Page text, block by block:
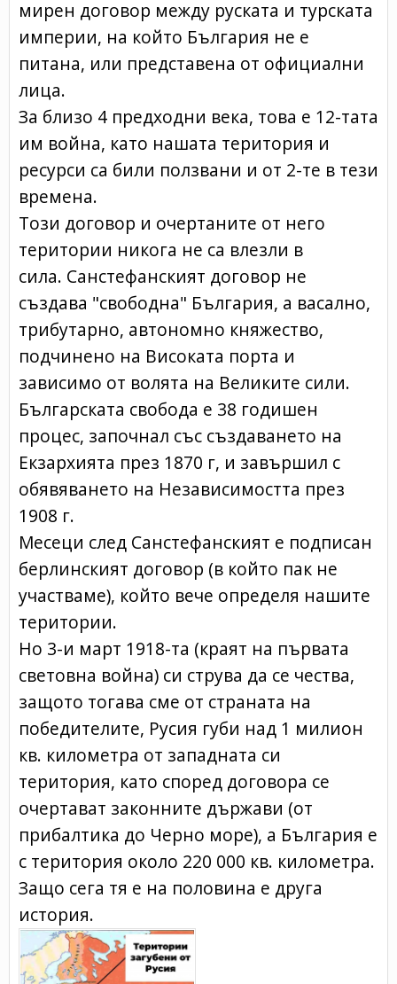
мирен договор между руската и турската
империи, на който България не е
питана, или представена от официални
лица.
За близо 4 предходни века, това е 12-тата
им война, като нашата територия и
ресурси са били ползвани и от 2-те в тези
времена.
Този договор и очертаните от него
територии никога не са влезли в
сила. Санстефанският договор не
създава "свободна" България, а васално,
трибутарно, автономно княжество,
подчинено на Високата порта и
зависимо от волята на Великите сили.
Българската свобода е 38 годишен
процес, започнал със създаването на
Екзархията през 1870 г, и завършил с
обявяването на Независимостта през
1908 г.
Месеци след Санстефанският е подписан
берлинският договор (в който пак не
участваме), който вече определя нашите
територии.
Но 3-и март 1918-та (краят на първата
световна война) си струва да се чества,
защото тогава сме от страната на
победителите, Русия губи над 1 милион
кв. километра от западната си
територия, като според договора се
очертават законните държави (от
прибалтика до Черно море), а България е
с територия около 220 000 кв. километра.
Защо сега тя е на половина е друга
история.